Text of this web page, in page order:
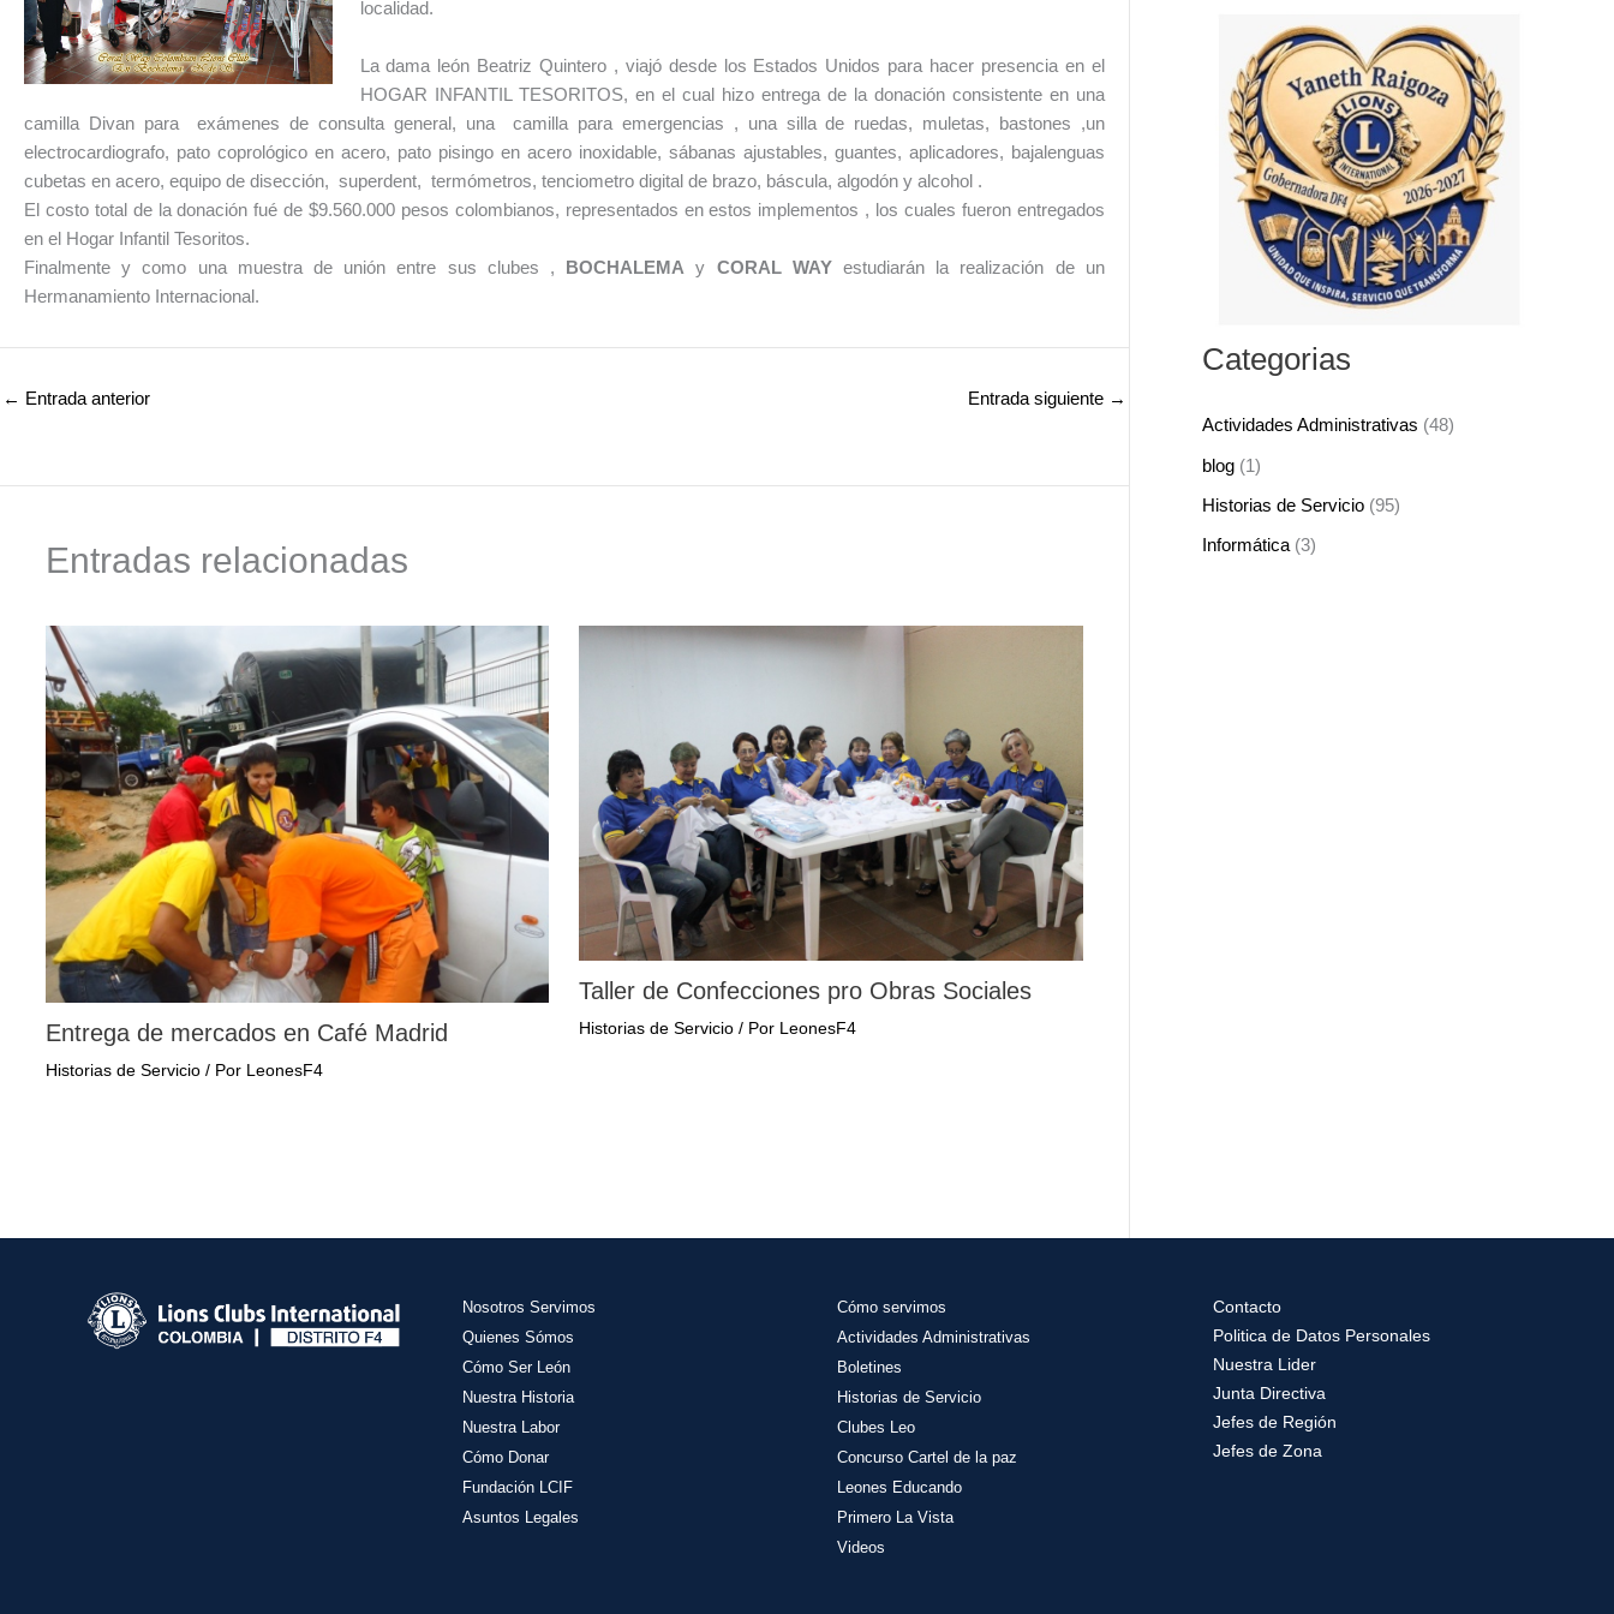
localidad.
La dama león Beatriz Quintero , viajó desde los Estados Unidos para hacer presencia en el
HOGAR INFANTIL TESORITOS, en el cual hizo entrega de la donación consistente en una
camilla Divan para exámenes de consulta general, una camilla para emergencias , una silla de ruedas, muletas, bastones ,un
electrocardiografo, pato coprológico en acero, pato pisingo en acero inoxidable, sábanas ajustables, guantes, aplicadores, bajalenguas
cubetas en acero, equipo de disección, superdent, termómetros, tenciometro digital de brazo, báscula, algodón y alcohol .
El costo total de la donación fué de $9.560.000 pesos colombianos, representados en estos implementos , los cuales fueron entregados
en el Hogar Infantil Tesoritos.
Finalmente y como una muestra de unión entre sus clubes , BOCHALEMA y CORAL WAYestudiarán la realización de un
Hermanamiento Internacional.
← Entrada anterior Entrada siguiente →
Entradas relacionadas
Entrega de mercados en Café Madrid
Historias de Servicio/ Por LeonesF4
Taller de Confecciones pro Obras Sociales
Historias de Servicio / Por LeonesF4
Categorias
Actividades Administrativas (48)
blog(1)
Historias de Servicio(95)
Informática(3)
Nosotros Servimos
Quienes Sómos
Cómo Ser León
Nuestra Historia
Nuestra Labor
Cómo Donar
Fundación LCIF
Asuntos Legales
Cómo servimos
Actividades Administrativas
Boletines
Historias de Servicio
Clubes Leo
Concurso Cartel de la paz
Leones Educando
Primero La Vista
Videos
Contacto
Politica de Datos Personales
Nuestra Lider
Junta Directiva
Jefes de Región
Jefes de Zona